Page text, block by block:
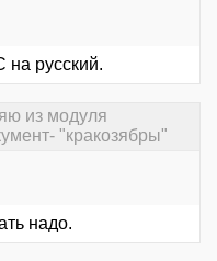
на русский.
из модуля
"кракозябры"
надо.